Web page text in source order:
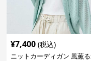
¥7,400 (税込)
ニットカーディガン 風薫